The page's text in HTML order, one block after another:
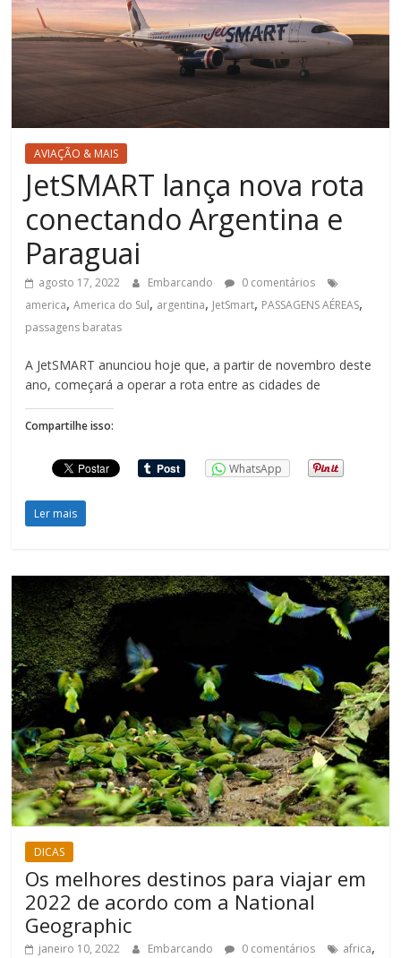
AVIAÇÃO & MAIS
JetSMART lança nova rota
conectando Argentina e
Paraguai
agosto 17, 2022 Embarcando
0 comentários
america,America do Sul, argentina, JetSmart, PASSAGENS AÉREAS,
passagens baratas
A JetSMART anunciou hoje que, a partir de novembro deste
ano, começará a operar a rota entre as cidades de
Compartilhe isso:
WhatsApp
Ler mais
DICAS
Os melhores destinos para viajar em
2022 de acordo com a National
Geographic
janeiro 10, 2022 Embarcando 0 comentários africa,